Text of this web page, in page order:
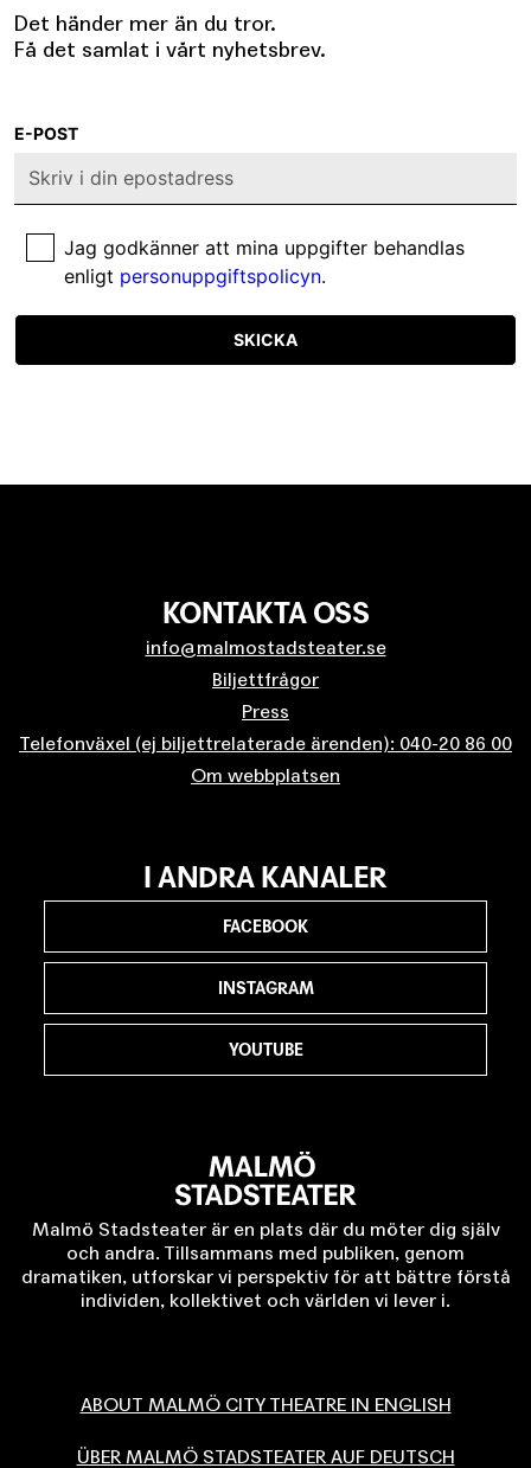
Det händer mer än du tror.
Få det samlat i vårt nyhetsbrev.
E-POST
Jag godkänner att mina uppgifter behandlas
enligt personuppgiftspolicyn.
SKICKA
KONTAKTA OSS
info@malmostadsteater.se
Biljettfrågor
Press
Telefonväxel (ej biljettrelaterade ärenden): 040-20 86 00
Om webbplatsen
Malmö Stadsteater är en plats där du möter dig själv
och andra. Tillsammans med publiken, genom
dramatiken, utforskar vi perspektiv för att bättre förstå
individen, kollektivet och världen vi lever i.
ABOUT MALMÖ CITY THEATRE IN ENGLISH
ÜBER MALMÖ STADSTEATER AUF DEUTSCH
I ANDRA KANALER
FACEBOOK
INSTAGRAM
YOUTUBE